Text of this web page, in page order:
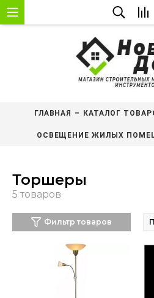
ГЛАВНАЯ КАТАЛОГ
ОСВЕЩЕНИЕ ЖИЛЫХ
Торшеры
Фильтр товаров